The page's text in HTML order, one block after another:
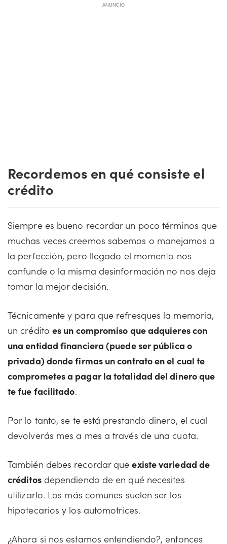
ANUNCIO
Recordemos en qué consiste el
crédito
Siempre es bueno recordar un poco términos que
muchas veces creemos sabemos o manejamos a
la perfección, pero llegado el momento nos
confunde o la misma desinformación no nos deja
tomar la mejor decisión.
Técnicamente y para que refresques la memoria,
un crédito es un compromiso que adquieres con
una entidad financiera (puede ser pública o
privada) donde firmas un contrato en el cual te
comprometes a pagar la totalidad del dinero que
te fue facilitado.
Por lo tanto, se te está prestando dinero, el cual
devolverás mes a mes a través de una cuota.
También debes recordar queexiste variedad de
créditosdependiendo de en qué necesites
utilizarlo. Los más comunes suelen ser los
hipotecarios y los automotrices.
¿Ahora si nos estamos entendiendo?, entonces